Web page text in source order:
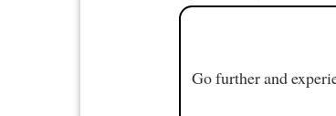
Go further and